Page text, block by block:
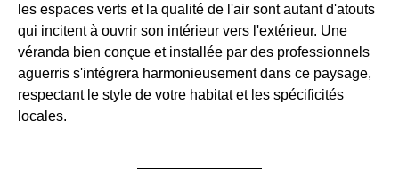
les espaces verts et la qualité de l'air sont autant d'atouts
qui incitent à ouvrir son intérieur vers l'extérieur. Une
véranda bien conçue et installée par des professionnels
aguerris s'intégrera harmonieusement dans ce paysage,
respectant le style de votre habitat et les spécificités
locales.